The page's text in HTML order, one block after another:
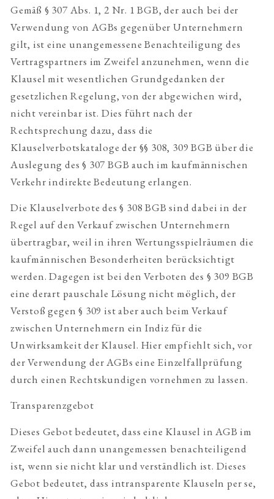
Gemäß § 307 Abs. 1, 2 Nr. 1 BGB, der auch bei der
Verwendung von AGBs gegenüber Unternehmern
gilt, ist eine unangemessene Benachteiligung des
Vertragspartners im Zweifel anzunehmen, wenn die
Klausel mit wesentlichen Grundgedanken der
gesetzlichen Regelung, von der abgewichen wird,
nicht vereinbar ist. Dies führt nach der
Rechtsprechung dazu, dass die
Klauselverbotskataloge der §§ 308, 309 BGB über die
Auslegung des § 307 BGB auch im kaufmännischen
Verkehr indirekte Bedeutung erlangen.
Die Klauselverbote des § 308 BGB sind dabei in der
Regel auf den Verkauf zwischen Unternehmern
übertragbar, weil in ihren Wertungsspielräumen die
kaufmännischen Besonderheiten berücksichtigt
werden. Dagegen ist bei den Verboten des § 309 BGB
eine derart pauschale Lösung nicht möglich, der
Verstoß gegen § 309 ist aber auch beim Verkauf
zwischen Unternehmern ein Indiz für die
Unwirksamkeit der Klausel. Hier empfiehlt sich, vor
der Verwendung der AGBs eine Einzelfallprüfung
durch einen Rechtskundigen vornehmen zu lassen.
Transparenzgebot
Dieses Gebot bedeutet, dass eine Klausel in AGB im
Zweifel auch dann unangemessen benachteiligend
ist, wenn sie nicht klar und verständlich ist. Dieses
Gebot bedeutet, dass intransparente Klauseln per se,